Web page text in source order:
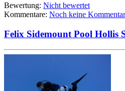
Bewertung: Nicht bewertet
Kommentare: Noch keine
Felix Sidemount Pool Hollis